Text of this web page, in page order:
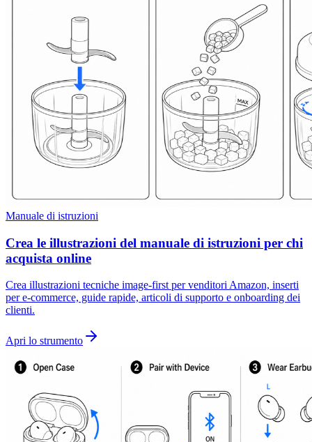
Manuale di istruzioni
Crea le illustrazioni del manuale di istruzioni per chi
acquista online
Crea illustrazioni tecniche image-first per venditori Amazon, inserti
per e-commerce, guide rapide, articoli di supporto e onboarding dei
clienti.
Apri lo strumento